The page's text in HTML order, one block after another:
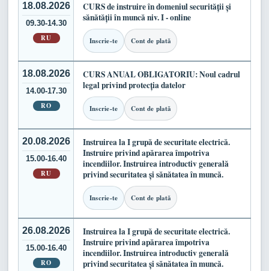
18.08.2026
09.30-14.30
RU
CURS de instruire în domeniul securității și
sănătății în muncă niv. I - online
Inscrie-te Cont de plată
18.08.2026
14.00-17.30
RO
CURS ANUAL OBLIGATORIU: Noul cadrul
legal privind protecția datelor
Inscrie-te Cont de plată
20.08.2026
15.00-16.40
RU
Instruirea la I grupă de securitate electrică.
Instruire privind apărarea împotriva
incendiilor. Instruirea introductiv generală
privind securitatea și sănătatea în muncă.
Inscrie-te Cont de plată
26.08.2026
15.00-16.40
RO
Instruirea la I grupă de securitate electrică.
Instruire privind apărarea împotriva
incendiilor. Instruirea introductiv generală
privind securitatea și sănătatea în muncă.